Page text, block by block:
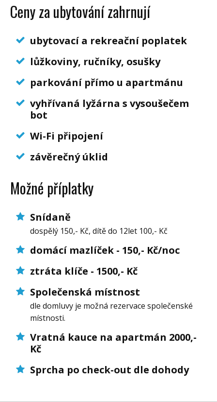
Ceny za ubytování zahrnují
ubytovací a rekreační poplatek
lůžkoviny, ručníky, osušky
parkování přímo u apartmánu
vyhřívaná lyžárna s vysoušečem
bot
Wi-Fi připojení
závěrečný úklid
Možné příplatky
Snídaně
dospělý 150,- Kč, dítě do 12let 100,- Kč
domácí mazlíček - 150,- Kč/noc
ztráta klíče - 1500,- Kč
Společenská místnost
dle domluvy je možná rezervace společenské
místnosti.
Vratná kauce na apartmán 2000,-
Kč
Sprcha po check-out dle dohody